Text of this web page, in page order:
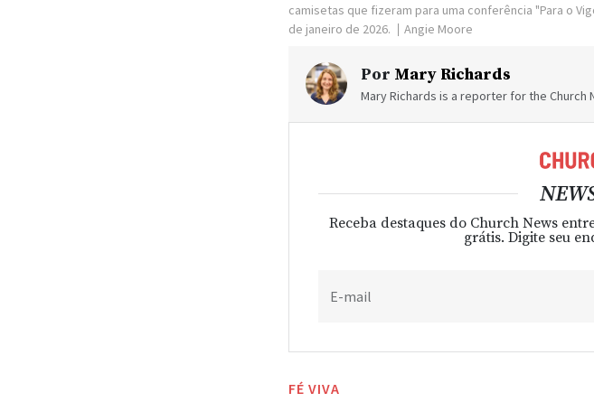
camisetas que fizeram para uma conferência "Para o
de janeiro de 2026.
Angie Moore
Por Mary Richards
Mary Richards is a reporter for the Church
Receba destaques do Church News
grátis. Digite seu
E-mail
FÉ VIVA